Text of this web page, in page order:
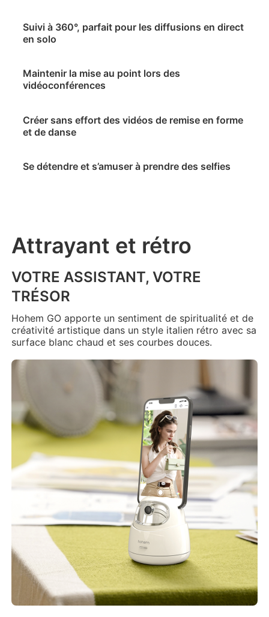
PLUS
Suivi à 360°, parfait pour les diffusions en direct
en solo
Maintenir la mise au point lors des
vidéoconférences
Créer sans effort des vidéos de remise en forme
et de danse
Se détendre et s’amuser à prendre des selfies
Attrayant et rétro
VOTRE ASSISTANT, VOTRE
TRÉSOR
Hohem GO apporte un sentiment de spiritualité et de
créativité artistique dans un style italien rétro avec sa
surface blanc chaud et ses courbes douces.